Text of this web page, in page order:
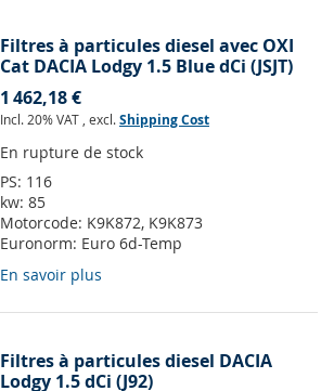
Filtres à particules diesel avec OXI
Cat DACIA Lodgy 1.5 Blue dCi (JSJT)
1 462,18 €
Incl. 20% VAT , excl.Shipping Cost
En rupture de stock
PS: 116
kw: 85
Motorcode: K9K872, K9K873
Euronorm: Euro 6d-Temp
En savoir plus
Filtres à particules diesel DACIA
Lodgy 1.5 dCi (J92)